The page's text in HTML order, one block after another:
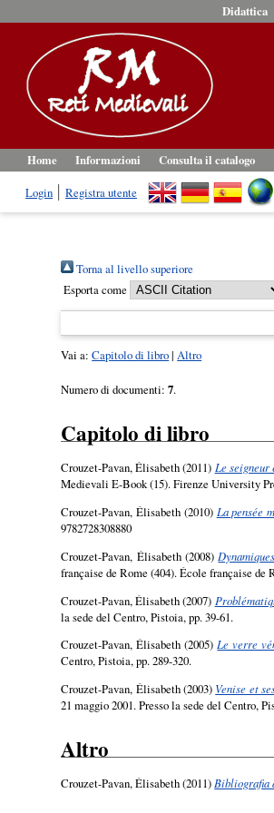
Didattica
Home Informazioni
Consulta il catalogo
Login
Registra utente
Torna al livello superiore
Esporta come
Vai a:Capitolo di libro|Altro
Numero di documenti:7.
Capitolo di libro
Crouzet-Pavan, Élisabeth(2011) Le seigneur
Medievali E-Book (15). Firenze University
Crouzet-Pavan, Élisabeth (2010) La pensée
9782728308880
Crouzet-Pavan, Élisabeth(2008)
française de Rome (404). École française de
Crouzet-Pavan, Élisabeth(2007)
la sede del Centro, Pistoia, pp. 39-61.
Crouzet-Pavan, Élisabeth (2005)Le verre
Centro, Pistoia, pp. 289-320.
Crouzet-Pavan, Élisabeth(2003) Venise et
21 maggio 2001. Presso la sede del Centro,
Altro
Crouzet-Pavan, Élisabeth(2011)Bibliografia